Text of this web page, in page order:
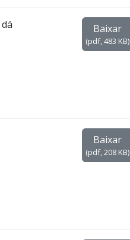
Baixar
(pdf, 483 KB)
Baixar
(pdf, 208 KB)